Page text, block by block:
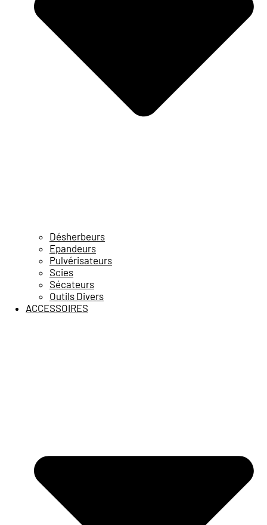
Désherbeurs
Epandeurs
Pulvérisateurs
Scies
Sécateurs
Outils Divers
ACCESSOIRES